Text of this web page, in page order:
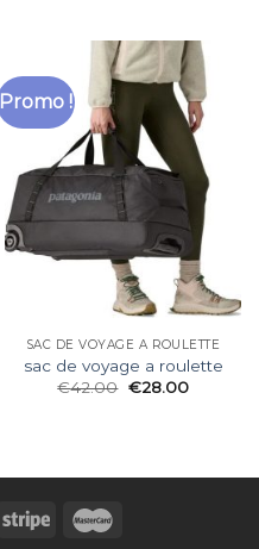
Promo !
SAC DE VOYAGE A ROULETTE
sac de voyage a roulette
€42.00 €28.00